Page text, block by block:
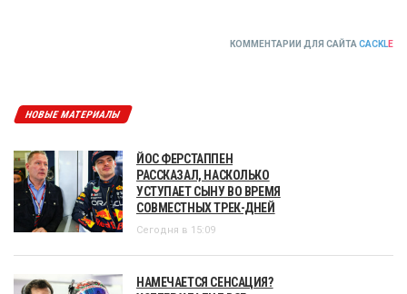
КОММЕНТАРИИ ДЛЯ САЙТА CACKLE
НОВЫЕ МАТЕРИАЛЫ
ЙОС ФЕРСТАППЕН
РАССКАЗАЛ, НАСКОЛЬКО
УСТУПАЕТ СЫНУ ВО ВРЕМЯ
СОВМЕСТНЫХ ТРЕК-ДНЕЙ
Сегодня в 15:09
НАМЕЧАЕТСЯ СЕНСАЦИЯ?